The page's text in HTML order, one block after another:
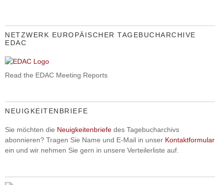
NETZWERK EUROPÄISCHER TAGEBUCHARCHIVE
EDAC
Read the EDAC Meeting Reports
NEUIGKEITENBRIEFE
Sie möchten die Neuigkeitenbriefe des Tagebucharchivs
abonnieren? Tragen Sie Name und E-Mail in unser Kontaktformular
ein und wir nehmen Sie gern in unsere Verteilerliste auf.